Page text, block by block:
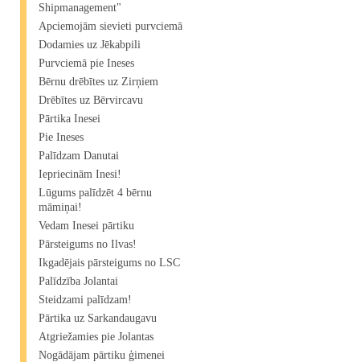
Shipmanagement"​
Apciemojām sievieti purvciemā
Dodamies uz Jēkabpili
Purvciemā pie Ineses
Bērnu drēbītes uz Zirņiem
Drēbītes uz Bērvircavu
Pārtika Inesei
Pie Ineses
Palīdzam Danutai
Iepriecinām Inesi!
Lūgums palīdzēt 4 bērnu
māmiņai!
Vedam Inesei pārtiku
Pārsteigums no Ilvas!
Ikgadējais pārsteigums no LSC
Palīdzība Jolantai
Steidzami palīdzam!
Pārtika uz Sarkandaugavu
Atgriežamies pie Jolantas
Nogādājam pārtiku ģimenei